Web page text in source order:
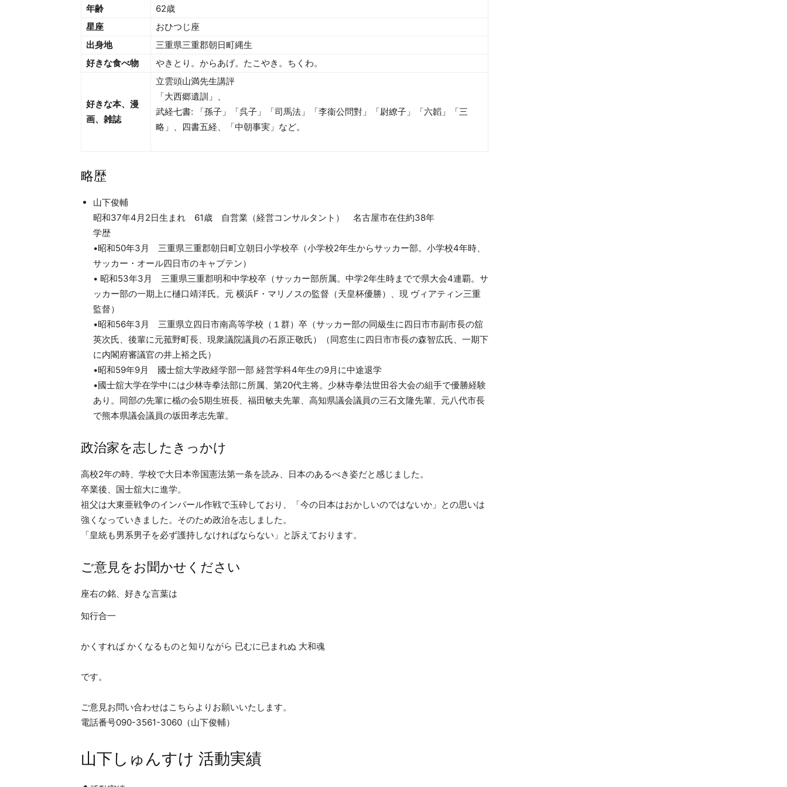
年齢
62歳
星座
おひつじ座
出身地
三重県三重郡朝日町縄生
好きな食べ物
やきとり。からあげ。たこやき。ちくわ。
好きな本、漫
画、雑誌
立雲頭山満先生講評
「大西郷遺訓」、
武経七書: 「孫子」「呉子」「司馬法」「李衞公問對」「尉繚子」「六韜」「三
略」、四書五経、「中朝事実」など。
略歴
山下俊輔
昭和37年4月2日生まれ 61歳 自営業（経営コンサルタント） 名古屋市在住約38年
学歴
•昭和50年3月 三重県三重郡朝日町立朝日小学校卒（小学校2年生からサッカー部。小学校4年時、
サッカー・オール四日市のキャプテン）
• 昭和53年3月 三重県三重郡明和中学校卒（サッカー部所属。中学2年生時までで県大会4連覇。サ
ッカー部の一期上に樋口靖洋氏。元 横浜F・マリノスの監督（天皇杯優勝）、現 ヴィアティン三重
監督）
•昭和56年3月 三重県立四日市南高等学校（１群）卒（サッカー部の同級生に四日市市副市長の舘
英次氏、後輩に元菰野町長、現衆議院議員の石原正敬氏）（同窓生に四日市市長の森智広氏、一期下
に内閣府審議官の井上裕之氏）
•昭和59年9月 國士舘大学政経学部一部 経営学科4年生の9月に中途退学
•國士舘大学在学中には少林寺拳法部に所属、第20代主将。少林寺拳法世田谷大会の組手で優勝経験
あり。同部の先輩に楯の会5期生班長、福田敏夫先輩、高知県議会議員の三石文隆先輩、元八代市長
で熊本県議会議員の坂田孝志先輩。
政治家を志したきっかけ
高校2年の時、学校で大日本帝国憲法第一条を読み、日本のあるべき姿だと感じました。
卒業後、国士舘大に進学。
祖父は大東亜戦争のインパール作戦で玉砕しており、「今の日本はおかしいのではないか」との思いは
強くなっていきました。そのため政治を志しました。
「皇統も男系男子を必ず護持しなければならない」と訴えております。
ご意見をお聞かせください
座右の銘、好きな言葉は
知行合一
かくすれば かくなるものと知りながら 已むに已まれぬ 大和魂
です。
ご意見お問い合わせはこちらよりお願いいたします。
電話番号090-3561-3060（山下俊輔）
山下しゅんすけ 活動実績